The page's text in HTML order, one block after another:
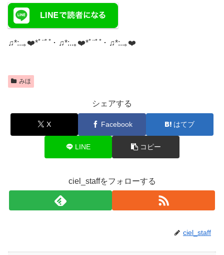
♫*:..｡❤️*ﾟ¨ﾟﾟ･ ♫*:..｡❤️*ﾟ¨ﾟﾟ･ ♫*:..｡❤️
みほ
シェアする
X Facebook はてブ
LINE コピー
ciel_staffをフォローする
ciel_staff